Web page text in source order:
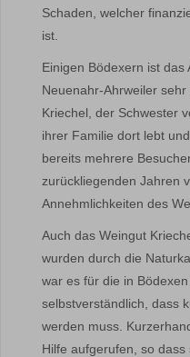
Schaden, welcher
ist.
Einigen Bödexern ist das
Neuenahr-Ahrweiler
Kriechel, der Schwester
ihrer Familie dort lebt
bereits mehrere
zurückliegenden Jahren
Annehmlichkeiten des
Auch das Weingut
wurden durch die
war es für die in
selbstverständlich, dass
werden muss.
Hilfe aufgerufen, so